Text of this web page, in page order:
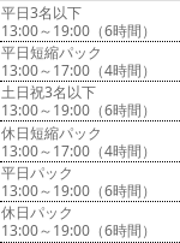
平日3名以下
13:00～19:00（6時間）
平日短縮パック
13:00～17:00（4時間）
土日祝3名以下
13:00～19:00（6時間）
休日短縮パック
13:00～17:00（4時間）
平日パック
13:00～19:00（6時間）
休日パック
13:00～19:00（6時間）